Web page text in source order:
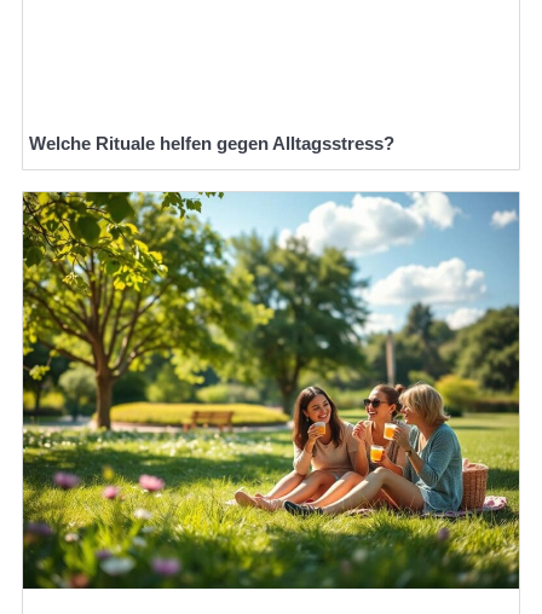
Welche Rituale helfen gegen Alltagsstress?